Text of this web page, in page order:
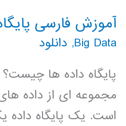
آموزش فارسی
Big Data
, دانلود
پایگاه داده ها چیست؟
مجموعه ای از داده
است. یک پایگاه